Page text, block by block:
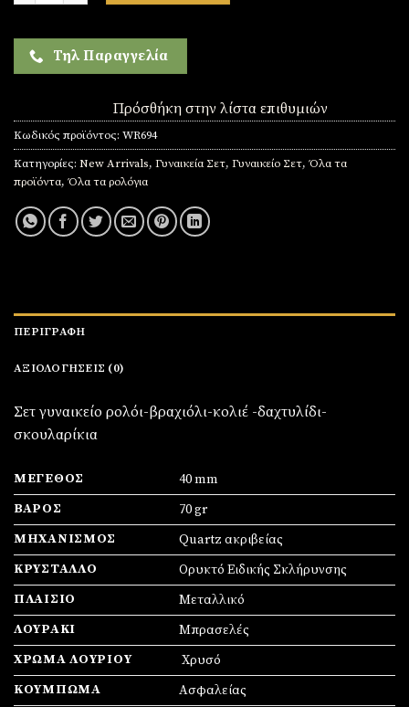
Τηλ Παραγγελία
Πρόσθήκη στην λίστα επιθυμιών
Κωδικός προϊόντος: WR694
Κατηγορίες: New Arrivals, Γυναικεία Σετ, Γυναικείο Σετ, Όλα τα
προϊόντα, Όλα τα ρολόγια
ΠΕΡΙΓΡΑΦΉ
ΑΞΙΟΛΟΓΉΣΕΙΣ (0)
Σετ γυναικείο ρολόι-βραχιόλι-κολιέ -δαχτυλίδι-
σκουλαρίκια
ΜΈΓΕΘΟΣ
40 mm
ΒΆΡΟΣ
70 gr
ΜΗΧΑΝΙΣΜΌΣ
Quartz ακριβείας
ΚΡΎΣΤΑΛΛΟ
Ορυκτό Ειδικής Σκλήρυνσης
ΠΛΑΊΣΙΟ
Mεταλλικό
ΛΟΥΡΆΚΙ
Μπρασελές
ΧΡΏΜΑ ΛΟΥΡΙΟΎ
Χρυσό
ΚΟΎΜΠΩΜΑ
Ασφαλείας